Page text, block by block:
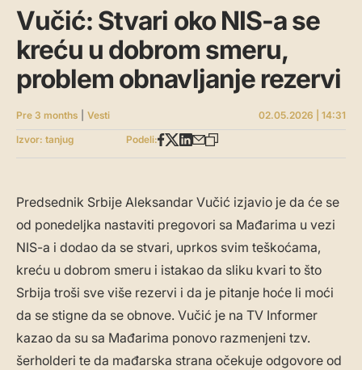
Vučić: Stvari oko NIS-a se
kreću u dobrom smeru,
problem obnavljanje rezervi
Pre 3 months Vesti
02.05.2026 | 14:31
Izvor: tanjug
Podeli:
Predsednik Srbije Aleksandar Vučić izjavio je da će se
od ponedeljka nastaviti pregovori sa Mađarima u vezi
NIS-a i dodao da se stvari, uprkos svim teškoćama,
kreću u dobrom smeru i istakao da sliku kvari to što
Srbija troši sve više rezervi i da je pitanje hoće li moći
da se stigne da se obnove. Vučić je na TV Informer
kazao da su sa Mađarima ponovo razmenjeni tzv.
šerholderi te da mađarska strana očekuje odgovore od